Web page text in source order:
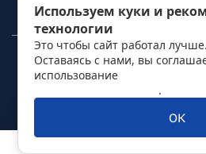
Политика
© 2010– 2026
Используем куки и
технологии
Это чтобы сайт работал лучше.
Оставаясь с нами, вы
использование
.
ОК